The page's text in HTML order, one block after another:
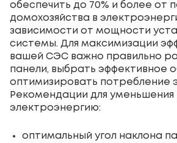
обеспечить до 70% и более от
домохозяйства в
зависимости от мощности
системы. Для максимизации
вашей СЭС важно правильно
панели, выбрать эффективное
оптимизировать потребление
Рекомендации для уменьшения
электроэнергию:
оптимальный угол наклона